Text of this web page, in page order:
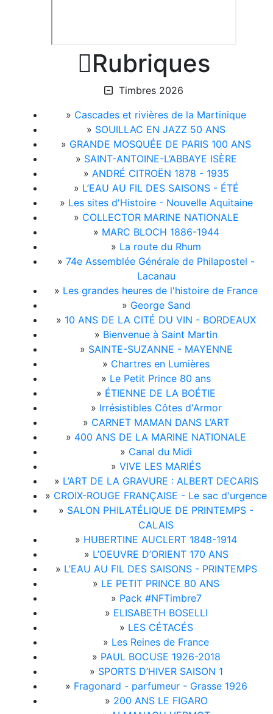
Rubriques
Timbres 2026
» Cascades et rivières de la Martinique
» SOUILLAC EN JAZZ 50 ANS
» GRANDE MOSQUÉE DE PARIS 100 ANS
» SAINT-ANTOINE-L’ABBAYE ISÈRE
» ANDRÉ CITROËN 1878 - 1935
» L’EAU AU FIL DES SAISONS - ÉTÉ
» Les sites d'Histoire - Nouvelle Aquitaine
» COLLECTOR MARINE NATIONALE
» MARC BLOCH 1886-1944
» La route du Rhum
» 74e Assemblée Générale de Philapostel -
Lacanau
» Les grandes heures de l'histoire de France
» George Sand
» 10 ANS DE LA CITÉ DU VIN - BORDEAUX
» Bienvenue à Saint Martin
» SAINTE-SUZANNE - MAYENNE
» Chartres en Lumières
» Le Petit Prince 80 ans
» ÉTIENNE DE LA BOÉTIE
» Irrésistibles Côtes d'Armor
» CARNET MAMAN DANS L’ART
» 400 ANS DE LA MARINE NATIONALE
» Canal du Midi
» VIVE LES MARIÉS
» L’ART DE LA GRAVURE : ALBERT DECARIS
» CROIX-ROUGE FRANÇAISE - Le sac d'urgence
» SALON PHILATÉLIQUE DE PRINTEMPS -
CALAIS
» HUBERTINE AUCLERT 1848-1914
» L’OEUVRE D’ORIENT 170 ANS
» L’EAU AU FIL DES SAISONS - PRINTEMPS
» LE PETIT PRINCE 80 ANS
» Pack #NFTimbre7
» ELISABETH BOSELLI
» LES CÉTACÉS
» Les Reines de France
» PAUL BOCUSE 1926-2018
» SPORTS D’HIVER SAISON 1
» Fragonard - parfumeur - Grasse 1926
» 200 ANS LE FIGARO